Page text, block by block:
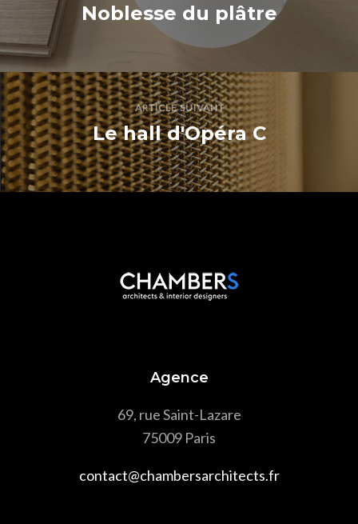
Noblesse du plâtre
ARTICLE SUIVANT
Le hall d'Opéra C
Agence
69, rue Saint-Lazare
75009 Paris
contact@chambersarchitects.fr